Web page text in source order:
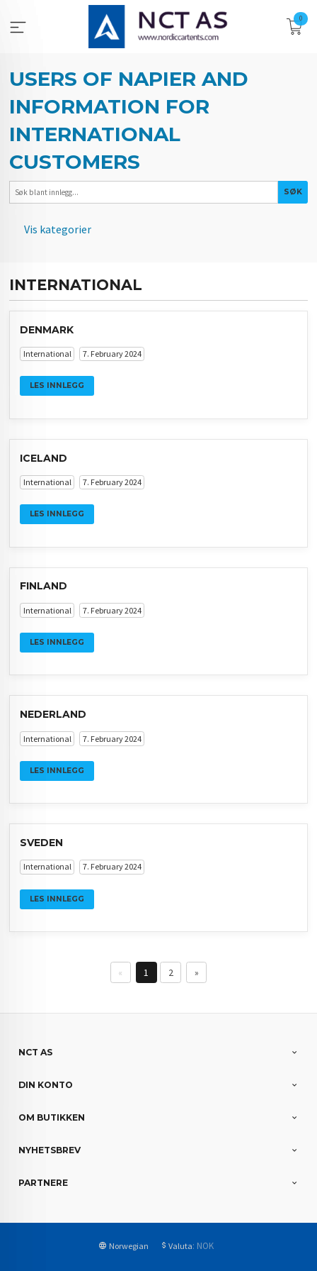
innholdet
0
USERS OF NAPIER AND
INFORMATION FOR
INTERNATIONAL
CUSTOMERS
Vis kategorier
INTERNATIONAL
INTERNATIONAL
DENMARK
International 7. February 2024
LES INNLEGG
ICELAND
International 7. February 2024
LES INNLEGG
FINLAND
International 7. February 2024
LES INNLEGG
NEDERLAND
International 7. February 2024
LES INNLEGG
SVEDEN
International 7. February 2024
LES INNLEGG
« 1 2 »
NCT AS
DIN KONTO
OM BUTIKKEN
NYHETSBREV
PARTNERE
Norwegian Valuta: NOK